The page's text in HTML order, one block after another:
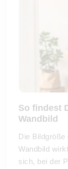
So findest
Wandbild
Die Bildgröße
Wandbild
sich, bei der